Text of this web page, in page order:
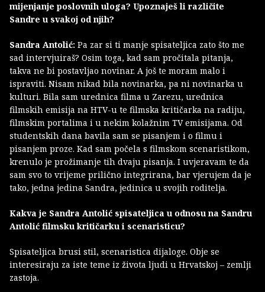
mijenjanje poslovnih uloga? Upoznaješ li različite
Sandre u svakoj od njih?
Sandra Antolić: Pa zar si ti manje spisateljica zato što me
sad intervjuiraš? Osim toga, kad sam pročitala pitanja,
takva ne bi postavljao novinar. A još te moram malo i
ispraviti. Nisam nikad bila novinarka, pa ni novinarka u
kulturi. Bila sam urednica filma u Zarezu, urednica
filmskih emisija na HTV-u te filmska kritičarka na radiju,
filmskim portalima i u nekim kolažnim TV emisijama. Od
studentskih dana bavila sam se pisanjem i o filmu i
pisanjem proze. Kad sam počela s filmskom scenaristikom,
krenulo je prožimanje tih dvaju pisanja. I uvjeravam te da
sam svo to vrijeme prilično integrirana, bar vjerujem da je
tako, jedna jedina Sandra, jedinica u svojih roditelja.
Kakva je Sandra Antolić spisateljica u odnosu na Sandru
Antolić filmsku kritičarku i scenaristicu?
Spisateljica brusi stil, scenaristica dijaloge. Obje se
interesiraju za iste teme iz života ljudi u Hrvatskoj – zemlji
zastoja.